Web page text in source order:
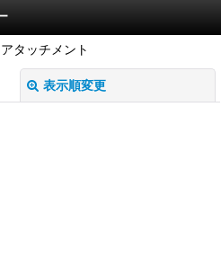
タッチメント
表示順変更